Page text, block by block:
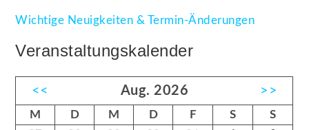
Wichtige Neuigkeiten & Termin-Änderungen
Veranstaltungskalender
<< Aug. 2026 >>
M D M D F S
S